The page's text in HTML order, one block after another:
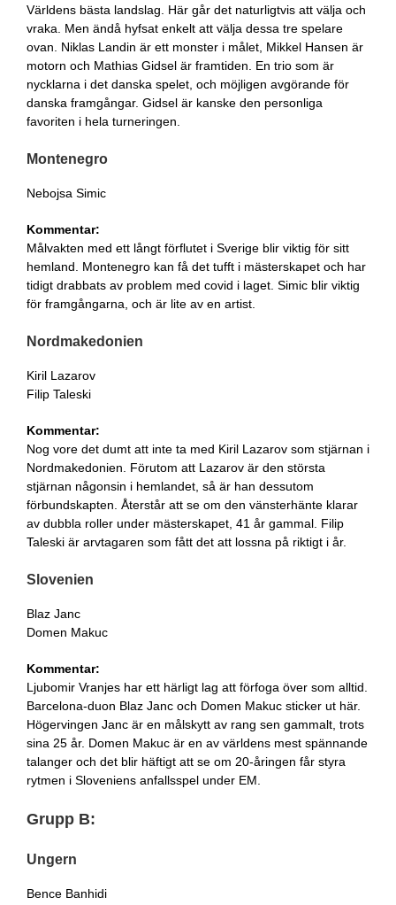
Världens bästa landslag. Här går det naturligtvis att välja och
vraka. Men ändå hyfsat enkelt att välja dessa tre spelare
ovan. Niklas Landin är ett monster i målet, Mikkel Hansen är
motorn och Mathias Gidsel är framtiden. En trio som är
nycklarna i det danska spelet, och möjligen avgörande för
danska framgångar. Gidsel är kanske den personliga
favoriten i hela turneringen.
Montenegro
Nebojsa Simic
Kommentar:
Målvakten med ett långt förflutet i Sverige blir viktig för sitt
hemland. Montenegro kan få det tufft i mästerskapet och har
tidigt drabbats av problem med covid i laget. Simic blir viktig
för framgångarna, och är lite av en artist.
Nordmakedonien
Kiril Lazarov
Filip Taleski
Kommentar:
Nog vore det dumt att inte ta med Kiril Lazarov som stjärnan i
Nordmakedonien. Förutom att Lazarov är den största
stjärnan någonsin i hemlandet, så är han dessutom
förbundskapten. Återstår att se om den vänsterhänte klarar
av dubbla roller under mästerskapet, 41 år gammal. Filip
Taleski är arvtagaren som fått det att lossna på riktigt i år.
Slovenien
Blaz Janc
Domen Makuc
Kommentar:
Ljubomir Vranjes har ett härligt lag att förfoga över som alltid.
Barcelona-duon Blaz Janc och Domen Makuc sticker ut här.
Högervingen Janc är en målskytt av rang sen gammalt, trots
sina 25 år. Domen Makuc är en av världens mest spännande
talanger och det blir häftigt att se om 20-åringen får styra
rytmen i Sloveniens anfallsspel under EM.
Grupp B:
Ungern
Bence Banhidi